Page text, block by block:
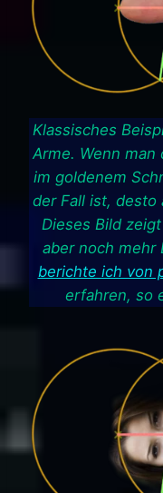
Klassisches
Arme. Wenn
im goldenem
der Fall ist, desto
Dieses Bild
aber noch mehr
berichte ich von
erfahren, so